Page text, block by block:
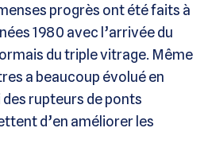
progrès ont été faits à
1980 avec l’arrivée du
du triple vitrage. Même
a beaucoup évolué en
rupteurs de ponts
d’en améliorer les